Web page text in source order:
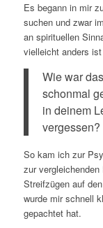
Es begann in mir
suchen und zwar
an spirituellen
vielleicht anders
Wie war
schonmal
in deinem
vergessen?
So kam ich zur
zur
Streifzügen auf
wurde mir schnell
gepachtet hat.